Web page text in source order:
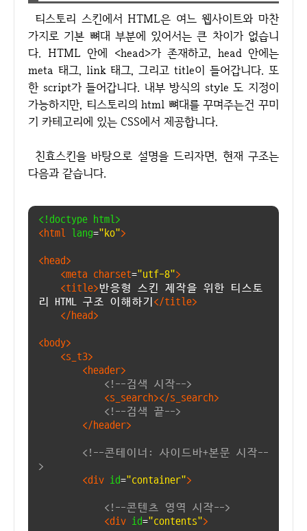
티스토리 스킨에서 HTML은 여느 웹사이트와 마찬
가지로 기본 뼈대 부분에 있어서는 큰 차이가 없습니
다. HTML 안에 <head>가 존재하고, head 안에는
meta 태그, link 태그, 그리고 title이 들어갑니다. 또
한 script가 들어갑니다. 내부 방식의 style 도 지정이
가능하지만, 티스토리의 html 뼈대를 꾸며주는건 꾸미
기 카테고리에 있는 CSS에서 제공합니다.
친효스킨을 바탕으로 설명을 드리자면, 현재 구조는
다음과 같습니다.
<!doctype html>
<html lang="ko">
<head>
<meta charset="utf-8">
<title>반응형 스킨 제작을 위한 티스토
리 HTML 구조 이해하기 </title>
</head>
<body>
<s_t3>
<header>
<!--검색 시작-->
<s_search></s_search>
<!--검색 끝-->
</header>
<!--콘테이너: 사이드바+본문 시작--
>
<div id="container">
<!--콘텐츠 영역 시작-->
<div id="contents">